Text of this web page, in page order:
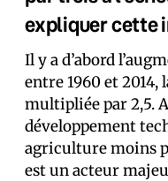
expliquer cette
Il y a d’abord
entre 1960 et
multipliée par 2,5.
développement
agriculture moins
est un acteur